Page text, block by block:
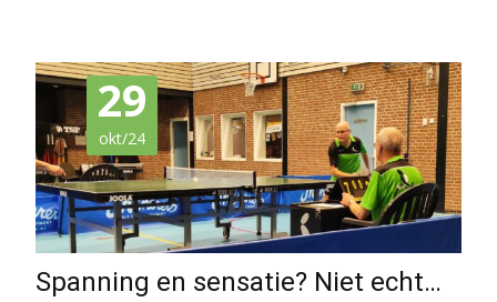
29
okt/24
Spanning en sensatie? Niet echt…